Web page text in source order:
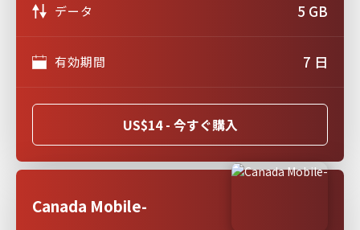
データ 5 GB
有効期間 7 日
US$14 - 今すぐ購入
Canada Mobile-